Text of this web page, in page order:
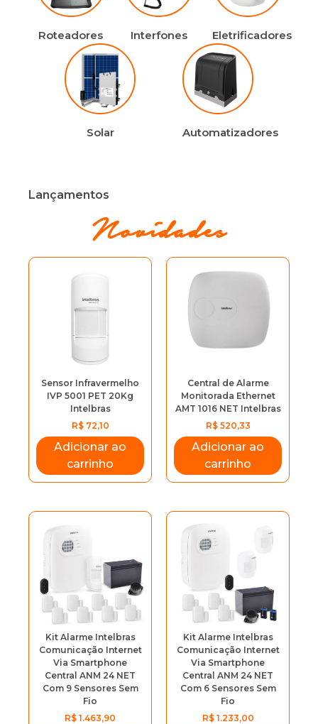
Roteadores Interfones Eletrificadores
Solar Automatizadores
Lançamentos
Novidades
Sensor Infravermelho
IVP 5001 PET 20Kg
Intelbras
R$72,10
Adicionar ao
carrinho
Central de Alarme
Monitorada Ethernet
AMT 1016 NET Intelbras
R$520,33
Adicionar ao
carrinho
Kit Alarme Intelbras
Comunicação Internet
Via Smartphone
Central ANM 24 NET
Com 9 Sensores Sem
Fio
R$ 1.463,90
Kit Alarme Intelbras
Comunicação Internet
Via Smartphone
Central ANM 24 NET
Com 6 Sensores Sem
Fio
R$1.233,00
do